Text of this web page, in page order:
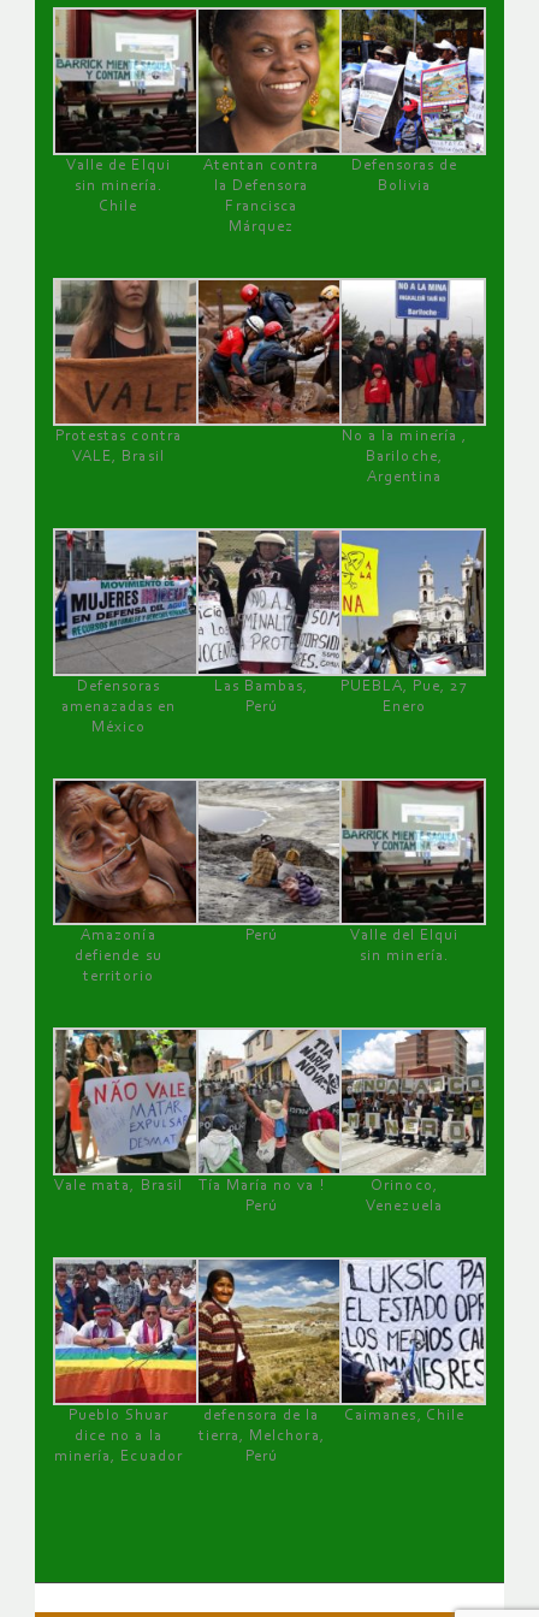
Valle de Elqui
sin minería.
Chile
Atentan contra
la Defensora
Francisca
Márquez
Defensoras de
Bolivia
Protestas contra
VALE, Brasil
No a la minería ,
Bariloche,
Argentina
Defensoras
amenazadas en
México
Las Bambas,
Perú
PUEBLA, Pue, 27
Enero
Amazonía
defiende su
territorio
Perú
Valle del Elqui
sin minería.
Vale mata, Brasil
Tía María no va !
Perú
Orinoco,
Venezuela
Pueblo Shuar
dice no a la
minería, Ecuador
defensora de la
tierra, Melchora,
Perú
Caimanes, Chile